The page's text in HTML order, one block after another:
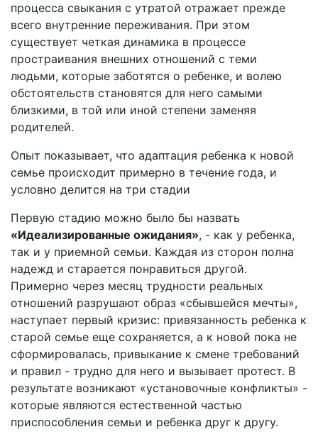
процесса свыкания с утратой отражает прежде
всего внутренние переживания. При этом
существует четкая динамика в процессе
простраивания внешних отношений с теми
людьми, которые заботятся о ребенке, и волею
обстоятельств становятся для него самыми
близкими, в той или иной степени заменяя
родителей.
Опыт показывает, что адаптация ребенка к новой
семье происходит примерно в течение года, и
условно делится на три стадии
Первую стадию можно было бы назвать
«Идеализированные ожидания», - как у ребенка,
так и у приемной семьи. Каждая из сторон полна
надежд и старается понравиться другой.
Примерно через месяц трудности реальных
отношений разрушают образ «сбывшейся мечты»,
наступает первый кризис: привязанность ребенка к
старой семье еще сохраняется, а к новой пока не
сформировалась, привыкание к смене требований
и правил - трудно для него и вызывает протест. В
результате возникают «установочные конфликты» -
которые являются естественной частью
приспособления семьи и ребенка друг к другу.